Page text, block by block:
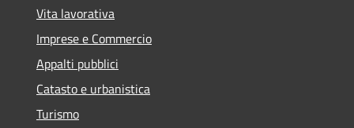
Vita lavorativa
Imprese e Commercio
Appalti pubblici
Catasto e urbanistica
Turismo